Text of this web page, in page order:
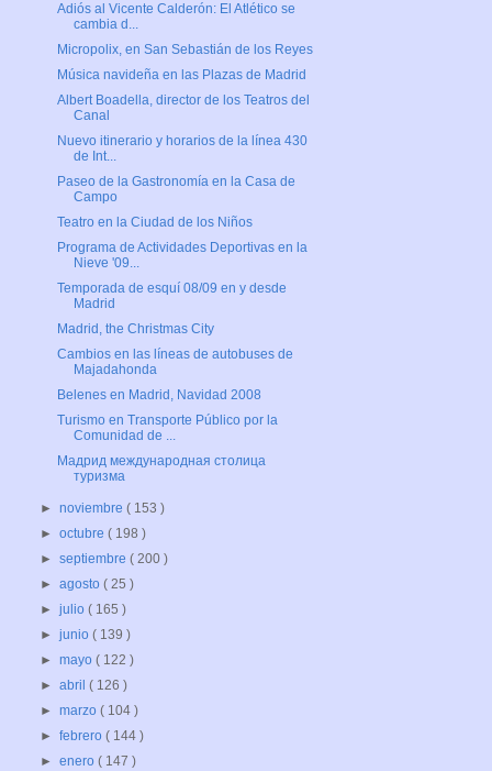
Adiós al Vicente Calderón: El Atlético se
cambia d...
Micropolix, en San Sebastián de los Reyes
Música navideña en las Plazas de Madrid
Albert Boadella, director de los Teatros del
Canal
Nuevo itinerario y horarios de la línea 430
de Int...
Paseo de la Gastronomía en la Casa de
Campo
Teatro en la Ciudad de los Niños
Programa de Actividades Deportivas en la
Nieve '09...
Temporada de esquí 08/09 en y desde
Madrid
Madrid, the Christmas City
Cambios en las líneas de autobuses de
Majadahonda
Belenes en Madrid, Navidad 2008
Turismo en Transporte Público por la
Comunidad de ...
Мадрид международная столица
туризма
►noviembre( 153 )
►octubre( 198 )
►septiembre( 200 )
►agosto( 25 )
►julio( 165 )
►junio( 139 )
►mayo( 122 )
►abril( 126 )
►marzo( 104 )
►febrero( 144 )
►enero( 147 )